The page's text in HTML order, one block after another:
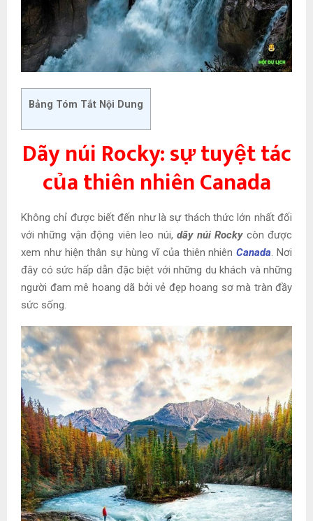
Bảng Tóm Tắt Nội Dung
Dãy núi Rocky: sự tuyệt tác
của thiên nhiên Canada
Không chỉ được biết đến như là sự thách thức lớn nhất đối
với những vận động viên leo núi,dãy núi Rockycòn được
xem như hiện thân sự hùng vĩ của thiên nhiênCanada. Nơi
đây có sức hấp dẫn đặc biệt với những du khách và những
người đam mê hoang dã bởi vẻ đẹp hoang sơ mà tràn đầy
sức sống.